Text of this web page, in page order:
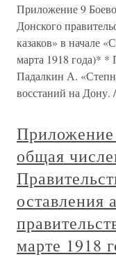
Приложение 9
Донского
казаков» в начале
марта 1918 года)* *
Падалкин А.
восстаний на Дону.
Приложение
общая
оставления
марте 1918